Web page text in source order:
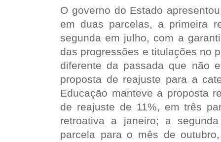
O governo do Estado
em duas parcelas, a primeira
segunda em julho, com a
das progressões e titulações no
diferente da passada que não
proposta de reajuste para a
Educação manteve a proposta
de reajuste de 11%, em três
retroativa a janeiro; a
parcela para o mês de